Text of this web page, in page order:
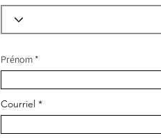
Prénom
Courriel